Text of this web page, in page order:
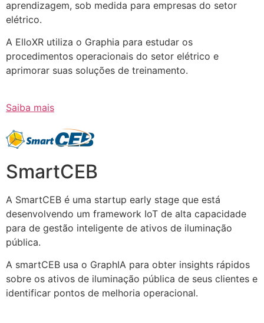
aprendizagem, sob medida para empresas do setor
elétrico.
A ElloXR utiliza o Graphia para estudar os
procedimentos operacionais do setor elétrico e
aprimorar suas soluções de treinamento.
Saiba mais
SmartCEB
A SmartCEB é uma startup early stage que está
desenvolvendo um framework IoT de alta capacidade
para de gestão inteligente de ativos de iluminação
pública.
A smartCEB usa o GraphIA para obter insights rápidos
sobre os ativos de iluminação pública de seus clientes e
identificar pontos de melhoria operacional.